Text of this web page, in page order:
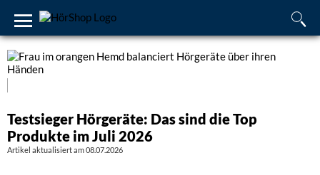
Testsieger Hörgeräte: Das sind die Top
Produkte im Juli 2026
Artikel aktualisiert am 08.07.2026